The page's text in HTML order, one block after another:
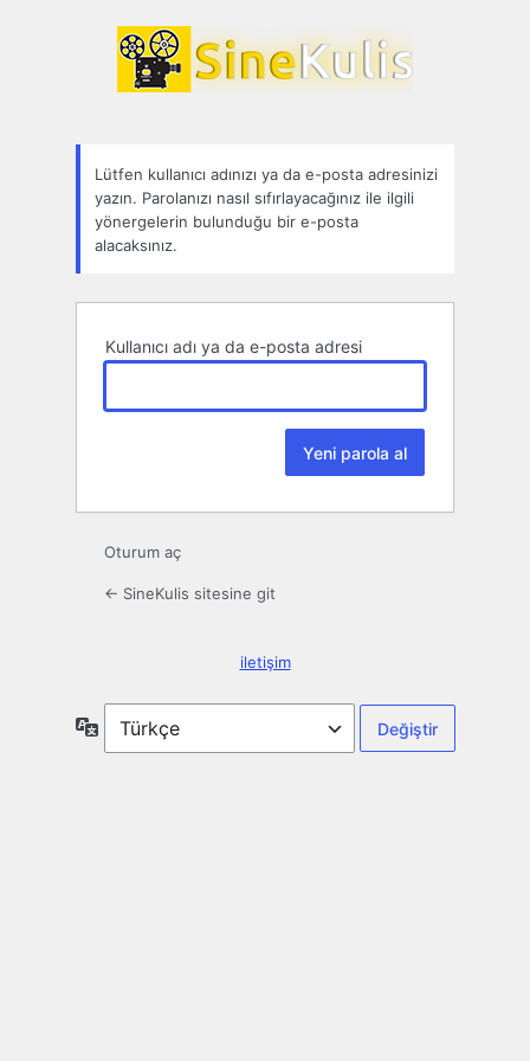
Parolamı
unuttum
Lütfen kullanıcı adınızı ya da e-posta adresinizi
yazın. Parolanızı nasıl sıfırlayacağınız ile ilgili
yönergelerin bulunduğu bir e-posta
alacaksınız.
Kullanıcı adı ya da e-posta adresi
Oturum aç
← SineKulis sitesine git
iletişim
Dil